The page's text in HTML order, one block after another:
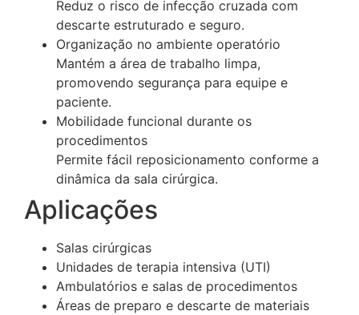
Reduz o risco de infecção cruzada com
descarte estruturado e seguro.
Organização no ambiente operatório
Mantém a área de trabalho limpa,
promovendo segurança para equipe e
paciente.
Mobilidade funcional durante os
procedimentos
Permite fácil reposicionamento conforme a
dinâmica da sala cirúrgica.
Aplicações
Salas cirúrgicas
Unidades de terapia intensiva (UTI)
Ambulatórios e salas de procedimentos
Áreas de preparo e descarte de materiais